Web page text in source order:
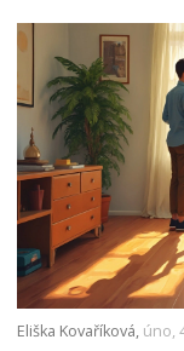
Eliška Kovaříková, úno,